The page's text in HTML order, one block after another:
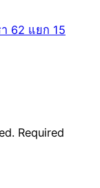
62 แยก 15
Required